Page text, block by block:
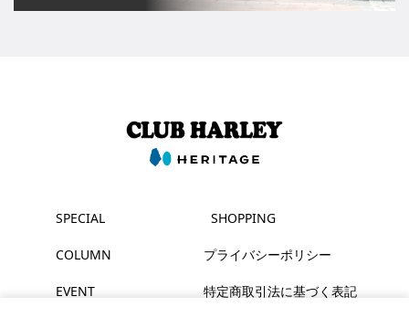
SPECIAL
COLUMN
EVENT
SHOPPING
プライバシーポリシー
特定商取引法に基づく表記